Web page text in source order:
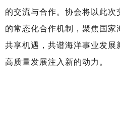
的交流与合作。协会将以此次
的常态化合作机制，聚焦国家
共享机遇，共谱海洋事业发展
高质量发展注入新的动力。